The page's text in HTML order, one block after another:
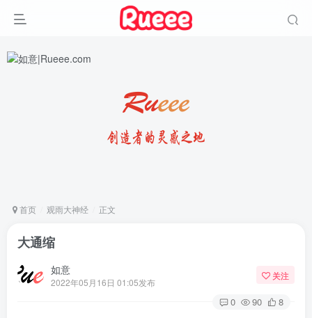
首页 观雨大神经 正文
大通缩
如意
2022年05月16日 01:05发布
关注
0 90 8